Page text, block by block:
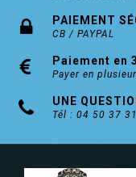
Cylindre et
crochetage et
Finition Nickelé
suplémentaires
PAIEMENT
CB / PAYPAL
Paiement en
Payer en
UNE
Tél : 04 50 37